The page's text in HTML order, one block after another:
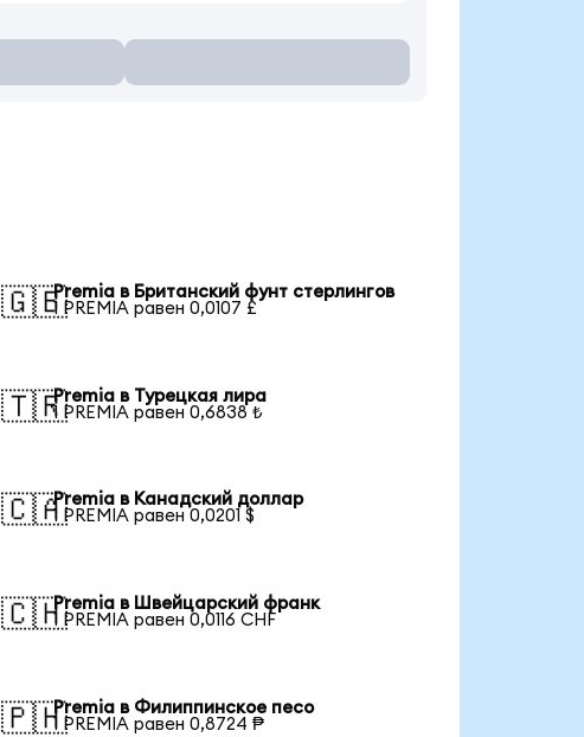
🇬🇧Premia в Британский фунт стерлингов
1 PREMIA равен 0,0107 £
🇹🇷Premia в Турецкая лира
1 PREMIA равен 0,6838 ₺
🇨🇦Premia в Канадский доллар
1 PREMIA равен 0,0201 $
🇨🇭Premia в Швейцарский франк
1 PREMIA равен 0,0116 CHF
🇵🇭Premia в Филиппинское песо
1 PREMIA равен 0,8724 ₱